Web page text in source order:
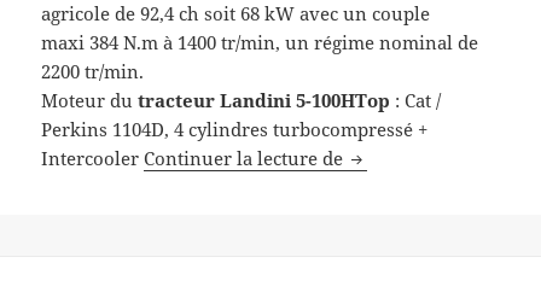
agricole de 92,4 ch soit 68 kW avec un couple
maxi 384 N.m à 1400 tr/min, un régime nominal de
2200 tr/min.
Moteur dutracteur Landini 5-100HTop : Cat /
Perkins 1104D, 4 cylindres turbocompressé +
IntercoolerContinuer la lecture de Tracteur Landini 5-